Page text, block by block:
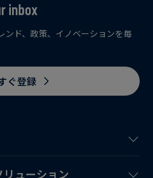
リューション
inbox
ンド、政策、イノベーションを毎
ぐ登録